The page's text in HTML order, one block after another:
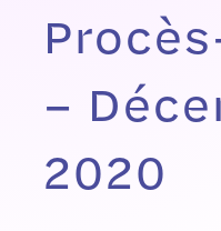
–
2020